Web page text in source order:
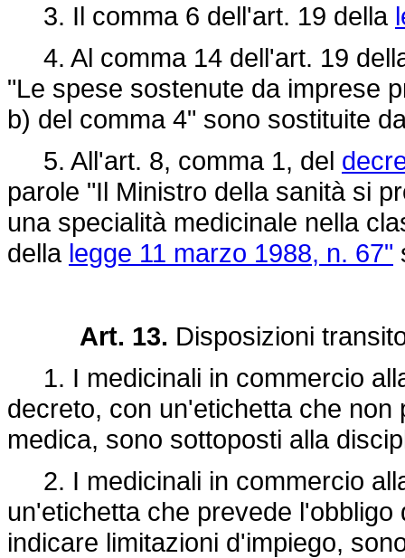
3. Il comma 6 dell'art. 19 della
4. Al comma 14 dell'art. 19
"Le spese sostenute da imprese
b) del comma 4" sono sostituite
5. All'art. 8, comma 1, del
parole "Il Ministro della sanità si
una specialità medicinale nella
della legge 11 marzo 1988, n. 67"
Art. 13. Disposizioni
1. I medicinali in commercio
decreto, con un'etichetta che
medica, sono sottoposti alla
2. I medicinali in commercio
un'etichetta che prevede
indicare limitazioni d'impiego,